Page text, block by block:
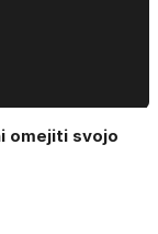
omejiti svojo